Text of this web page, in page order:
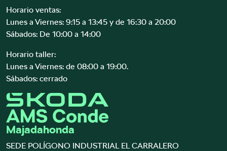
Horario ventas:
Lunes a Viernes: 9:15 a 13:45 y de 16:30 a 20:00
Sábados: De 10:00 a 14:00
Horario taller:
Lunes a Viernes: de 08:00 a 19:00.
Sábados: cerrado
Majadahonda
SEDE POLÍGONO INDUSTRIAL EL CARRALERO